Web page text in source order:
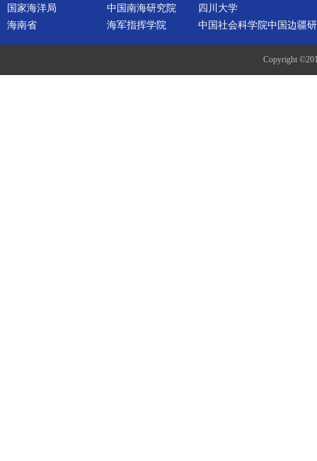
国家海洋局
海南省
中国南海研究院
四川大学
海军指挥学院
中国社会科学院中国边疆
Copyright